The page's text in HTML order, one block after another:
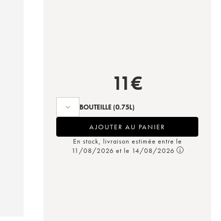
11€
BOUTEILLE (0.75L)
AJOUTER AU PANIER
En stock, livraison estimée entre le
11/08/2026 et le 14/08/2026